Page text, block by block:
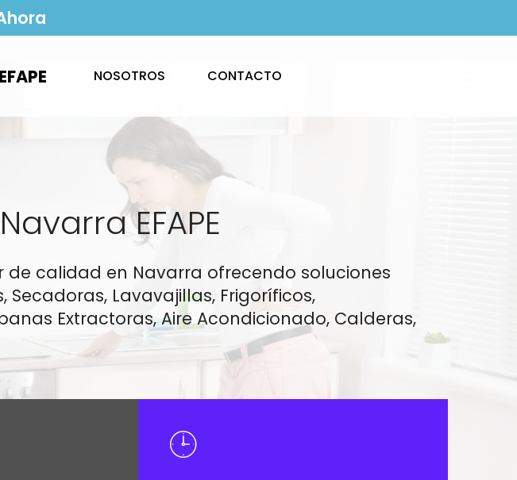
EFAPE NOSOTROS CONTACTO
EFAPE
de calidad en Navarra ofrecendo soluciones
Lavavajillas, Frigoríficos,
Extractoras, Aire Acondicionado, Calderas,